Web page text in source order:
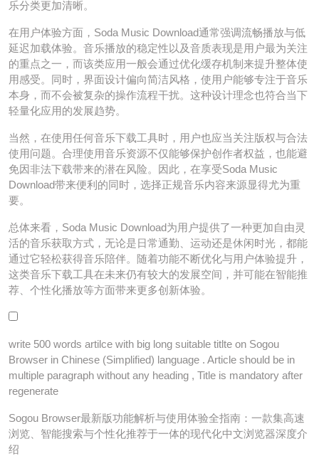
乐分类更加清晰。
在用户体验方面，Soda Music Download通常强调流畅播放与低
延迟加载体验。音乐播放的稳定性以及音质表现是用户最为关注
的重点之一，而该类应用一般会通过优化缓存机制来提升整体使
用感受。同时，界面设计偏向简洁风格，使用户能够专注于音乐
本身，而不会被复杂的操作流程干扰。这种设计理念也符合当下
轻量化应用的发展趋势。
当然，在使用任何音乐下载工具时，用户也应当关注版权与合法
使用问题。合理使用音乐资源不仅能够保护创作者权益，也能避
免因非法下载带来的潜在风险。因此，在享受Soda Music
Download带来便利的同时，选择正规音乐内容来源显得尤为重
要。
总体来看，Soda Music Download为用户提供了一种更加自由灵
活的音乐获取方式，无论是日常通勤、运动还是休闲时光，都能
通过它轻松获得音乐陪伴。随着功能不断优化与用户体验提升，
这类音乐下载工具在未来仍有较大的发展空间，并可能在智能推
荐、个性化播放等方面带来更多创新体验。
write 500 words artilce with big long suitable titlte on Sogou
Browser in Chinese (Simplified) language . Article should be in
multiple paragraph without any heading , Title is mandatory after
regenerate
Sogou Browser最新版功能解析与使用体验全指南：一款集高速
浏览、智能搜索与个性化推荐于一体的现代化中文浏览器深度介
绍